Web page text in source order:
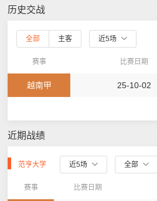
历史交战
全部 主客 近5场
赛事 比赛日期
越南甲 25-10-02
近期战绩
范亨大学 近5场 全部
赛事 比赛日期